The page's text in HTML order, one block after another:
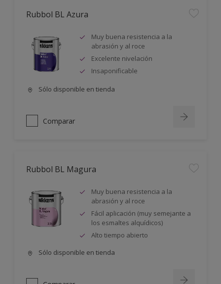
Rubbol BL Azura
Muy buena resistencia a la
abrasión y al roce
Excelente nivelación
Insaponificable
Sólo disponible en tienda
Comparar
Rubbol BL Magura
Muy buena resistencia a la
abrasión y al roce
Fácil aplicación (muy semejante a
los esmaltes alquídicos)
Alto tiempo abierto
Sólo disponible en tienda